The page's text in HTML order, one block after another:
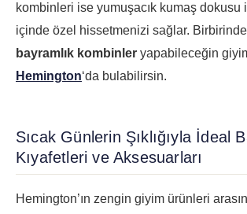
kombinleri ise yumuşacık kumaş dokusu
içinde özel hissetmenizi sağlar.
bayramlık kombinler yapabileceğin
Hemington‘da bulabilirsin.
Sıcak Günlerin Şıklığıyla İdeal
Kıyafetleri ve Aksesuarları
Hemington’ın zengin giyim ürünleri